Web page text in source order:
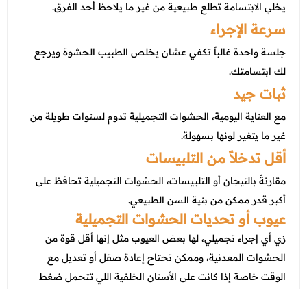
يخلي الابتسامة تطلع طبيعية من غير ما يلاحظ أحد الفرق.
سرعة الإجراء
جلسة واحدة غالباً تكفي عشان يخلص الطبيب الحشوة ويرجع
لك ابتسامتك.
ثبات جيد
مع العناية اليومية، الحشوات التجميلية تدوم لسنوات طويلة من
غير ما يتغير لونها بسهولة.
أقل تدخلاً من التلبيسات
مقارنةً بالتيجان أو التلبيسات، الحشوات التجميلية تحافظ على
أكبر قدر ممكن من بنية السن الطبيعي.
عيوب أو تحديات الحشوات التجميلية
زي أي إجراء تجميلي، لها بعض العيوب مثل إنها أقل قوة من
الحشوات المعدنية، وممكن تحتاج إعادة صقل أو تعديل مع
الوقت خاصة إذا كانت على الأسنان الخلفية اللي تتحمل ضغط